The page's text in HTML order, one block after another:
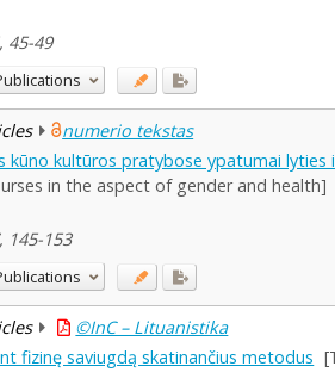
45-49
numerio tekstas
kultūros pratybose ypatumai lyties
in the aspect of gender and health]
145-153
©InC – Lituanistika
fizinę saviugdą skatinančius metodus